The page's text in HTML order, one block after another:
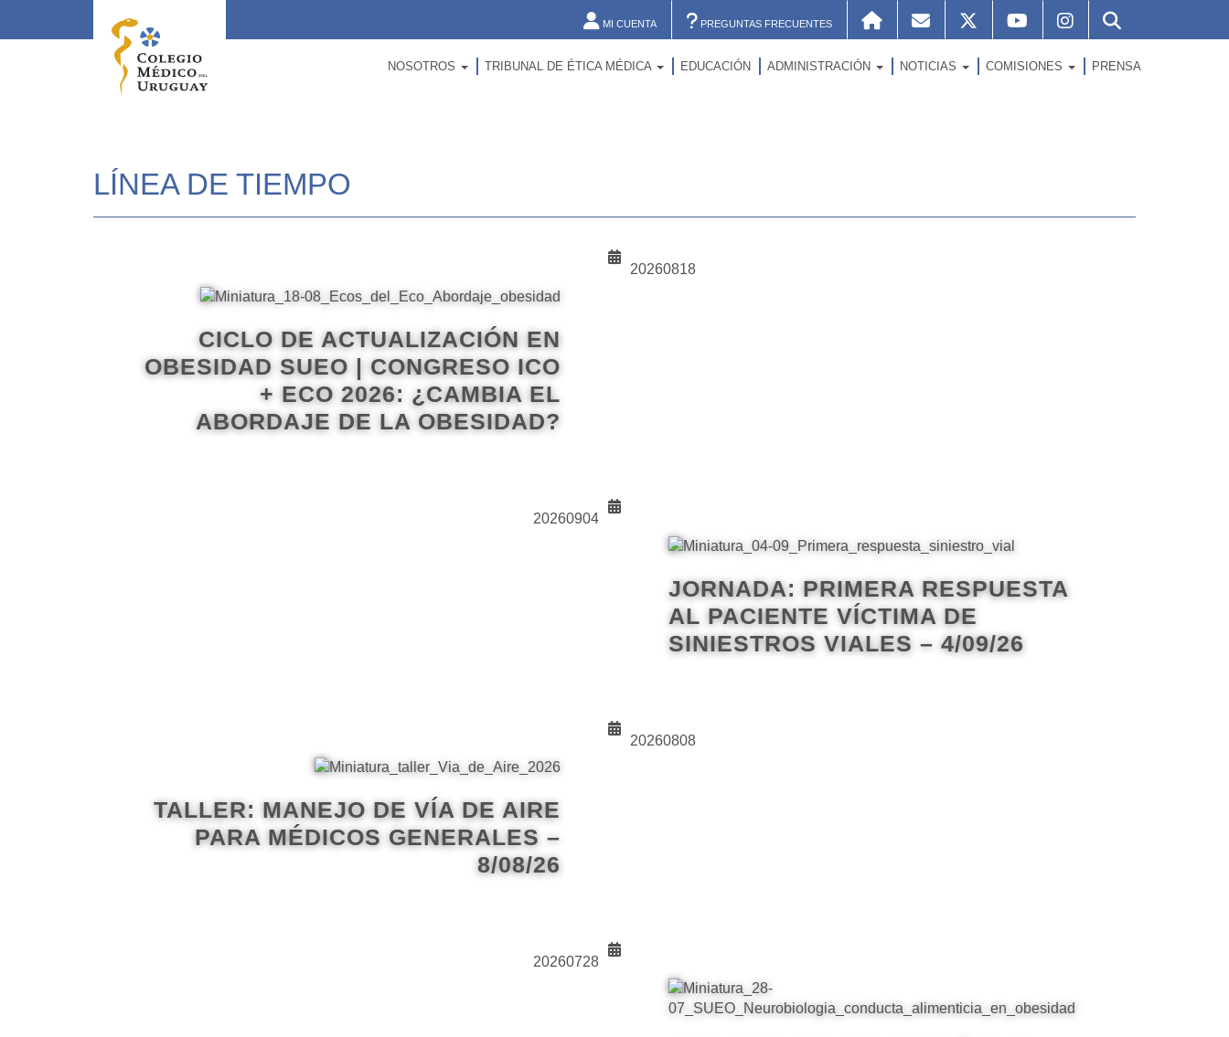
MI CUENTA PREGUNTAS FRECUENTES
NOSOTROS TRIBUNAL DE ÉTICA MÉDICA EDUCACIÓN ADMINISTRACIÓN NOTICIAS COMISIONES PRENSA
LÍNEA DE TIEMPO
CICLO DE ACTUALIZACIÓN EN
OBESIDAD SUEO | CONGRESO ICO
+ ECO 2026: ¿CAMBIA EL
ABORDAJE DE LA OBESIDAD?
20260818
JORNADA: PRIMERA RESPUESTA
AL PACIENTE VÍCTIMA DE
SINIESTROS VIALES – 4/09/26
20260904
TALLER: MANEJO DE VÍA DE AIRE
PARA MÉDICOS GENERALES –
8/08/26
20260808
20260728